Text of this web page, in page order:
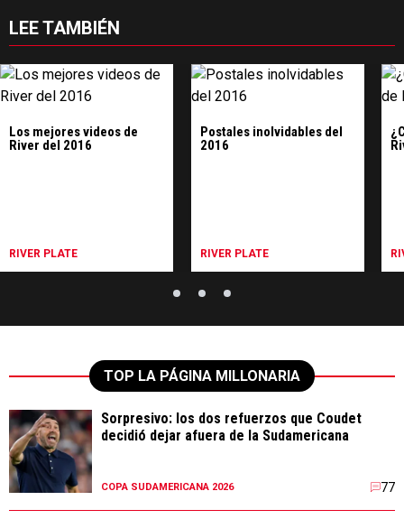
LEE TAMBIÉN
Los mejores videos de
River del 2016
RIVER PLATE
Postales inolvidables del
2016
RIVER PLATE
TOP LA PÁGINA MILLONARIA
Sorpresivo: los dos refuerzos que Coudet
decidió dejar afuera de la Sudamericana
COPA SUDAMERICANA 2026 77